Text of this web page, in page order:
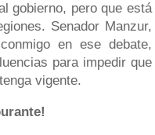
gobierno, pero que está
Senador Manzur,
en ese debate,
para impedir que
vigente.